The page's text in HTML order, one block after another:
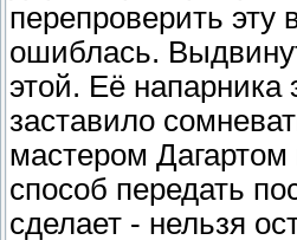
перепроверить
ошиблась.
этой. Её
заставило
мастером
способ передать
сделает - нельзя